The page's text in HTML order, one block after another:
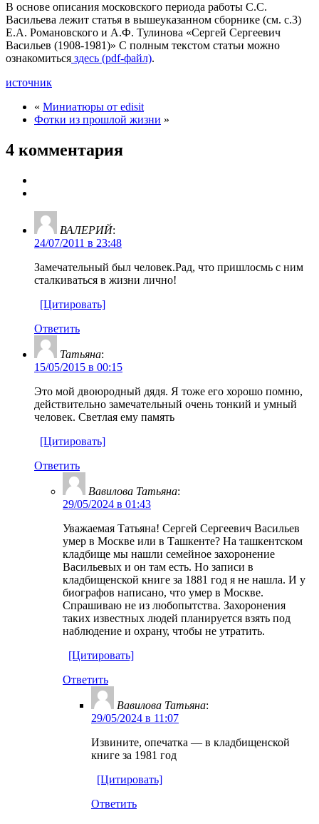
В основе описания московского периода работы С.С.
Васильева лежит статья в вышеуказанном сборнике (см. с.3)
Е.А. Романовского и А.Ф. Тулинова «Сергей Сергеевич
Васильев (1908-1981)» С полным текстом статьи можно
ознакомиться здесь (pdf-файл).
источник
« Миниатюры от edisit
Фотки из прошлой жизни »
4 комментария
ВАЛЕРИЙ:
24/07/2011 в 23:48
Замечательный был человек.Рад, что пришлосмь с ним
сталкиваться в жизни лично!
[Цитировать]
Ответить
Татьяна:
15/05/2015 в 00:15
Это мой двоюродный дядя. Я тоже его хорошо помню,
действительно замечательный очень тонкий и умный
человек. Светлая ему память
[Цитировать]
Ответить
Вавилова Татьяна:
29/05/2024 в 01:43
Уважаемая Татьяна! Сергей Сергеевич Васильев
умер в Москве или в Ташкенте? На ташкентском
кладбище мы нашли семейное захоронение
Васильевых и он там есть. Но записи в
кладбищенской книге за 1881 год я не нашла. И у
биографов написано, что умер в Москве.
Спрашиваю не из любопытства. Захоронения
таких известных людей планируется взять под
наблюдение и охрану, чтобы не утратить.
[Цитировать]
Ответить
Вавилова Татьяна:
29/05/2024 в 11:07
Извините, опечатка — в кладбищенской
книге за 1981 год
[Цитировать]
Ответить